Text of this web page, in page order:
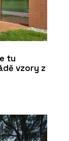
tu
vzory z